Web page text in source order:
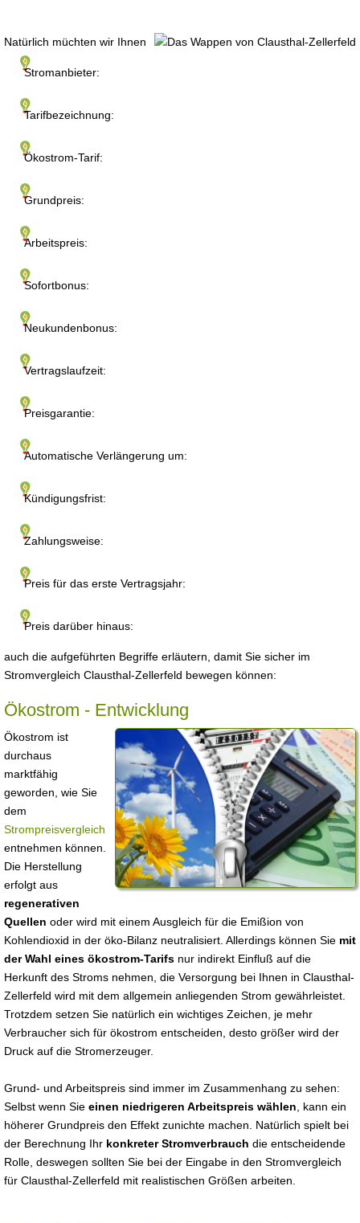
Stromanbieter:
Tarifbezeichnung:
Ökostrom-Tarif:
Grundpreis:
Arbeitspreis:
Sofortbonus:
Neukundenbonus:
Vertragslaufzeit:
Preisgarantie:
Automatische Verlängerung um:
Kündigungsfrist:
Zahlungsweise:
Preis für das erste Vertragsjahr:
Preis darüber hinaus:
Natürlich müchten wir Ihnen
auch die aufgeführten Begriffe erläutern, damit Sie sicher im
Stromvergleich Clausthal-Zellerfeld bewegen können:
Ökostrom - Entwicklung
Ökostrom ist
durchaus
marktfähig
geworden, wie Sie
dem
Strompreisvergleich
entnehmen können.
Die Herstellung
erfolgt aus
regenerativen
Quellen oder wird mit einem Ausgleich für die Emißion von
Kohlendioxid in der öko-Bilanz neutralisiert. Allerdings können Sie mit
der Wahl eines ökostrom-Tarifs nur indirekt Einfluß auf die
Herkunft des Stroms nehmen, die Versorgung bei Ihnen in Clausthal-
Zellerfeld wird mit dem allgemein anliegenden Strom gewährleistet.
Trotzdem setzen Sie natürlich ein wichtiges Zeichen, je mehr
Verbraucher sich für ökostrom entscheiden, desto größer wird der
Druck auf die Stromerzeuger.
Grund- und Arbeitspreis sind immer im Zusammenhang zu sehen:
Selbst wenn Sie einen niedrigeren Arbeitspreis wählen , kann ein
höherer Grundpreis den Effekt zunichte machen. Natürlich spielt bei
der Berechnung Ihr konkreter Stromverbrauch die entscheidende
Rolle, deswegen sollten Sie bei der Eingabe in den Stromvergleich
für Clausthal-Zellerfeld mit realistischen Größen arbeiten.